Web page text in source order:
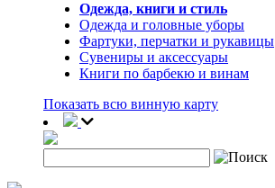
Одежда, книги и стиль
Одежда и головные уборы
Фартуки, перчатки и рукавицы
Сувениры и аксессуары
Книги по барбекю и винам
Показать всю винную карту